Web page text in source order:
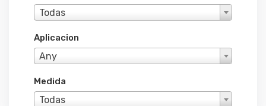
Todas
Aplicacion
Any
Medida
Todas